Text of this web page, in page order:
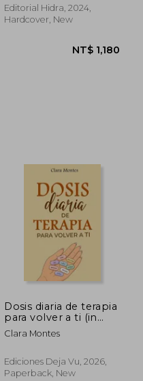
Editorial Hidra, 2024,
Hardcover, New
Dosis diaria de terapia
para volver a ti (in
Spanish)
Clara Montes
Ediciones Deja Vu, 2026,
Paperback, New